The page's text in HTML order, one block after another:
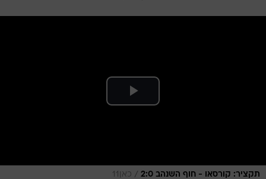
תקציר: קורסאו - חוף השנהב 2:0 / כאן11